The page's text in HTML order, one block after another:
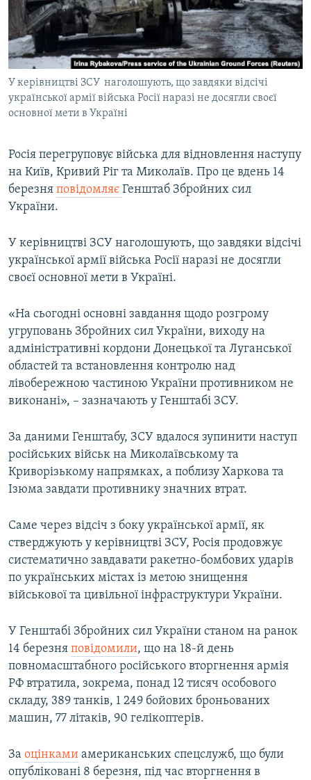
ВІДЕОУРОКИ «ELIFBE»
СВІДЧЕННЯ ОКУПАЦІЇ
УКРАЇНСЬКА ПРОБЛЕМА КРИМУ
ІНФОГРАФІКА
Русский
Qırımtatar
ДОЛУЧАЙСЯ!
Усі сайти RFE/RL
У керівництві ЗСУ наголошують, що завдяки відсічі
української армії війська Росії наразі не досягли своєї
основної мети в Україні
Росія перегруповує війська для відновлення наступу
на Київ, Кривий Ріг та Миколаїв. Про це вдень 14
березня повідомляє Генштаб Збройних сил
України.
У керівництві ЗСУ наголошують, що завдяки відсічі
української армії війська Росії наразі не досягли
своєї основної мети в Україні.
«На сьогодні основні завдання щодо розгрому
угруповань Збройних сил України, виходу на
адміністративні кордони Донецької та Луганської
областей та встановлення контролю над
лівобережною частиною України противником не
виконані», – зазначають у Генштабі ЗСУ.
За даними Генштабу, ЗСУ вдалося зупинити наступ
російських військ на Миколаївському та
Криворізькому напрямках, а поблизу Харкова та
Ізюма завдати противнику значних втрат.
Саме через відсіч з боку української армії, як
стверджують у керівництві ЗСУ, Росія продовжує
систематично завдавати ракетно-бомбових ударів
по українських містах із метою знищення
військової та цивільної інфраструктури України.
У Генштабі Збройних сил України станом на ранок
14 березня повідомили, що на 18-й день
повномасштабного російського вторгнення армія
РФ втратила, зокрема, понад 12 тисяч особового
складу, 389 танків, 1 249 бойових броньованих
машин, 77 літаків, 90 гелікоптерів.
За оцінками американських спецслужб, що були
опубліковані 8 березня, під час вторгнення в